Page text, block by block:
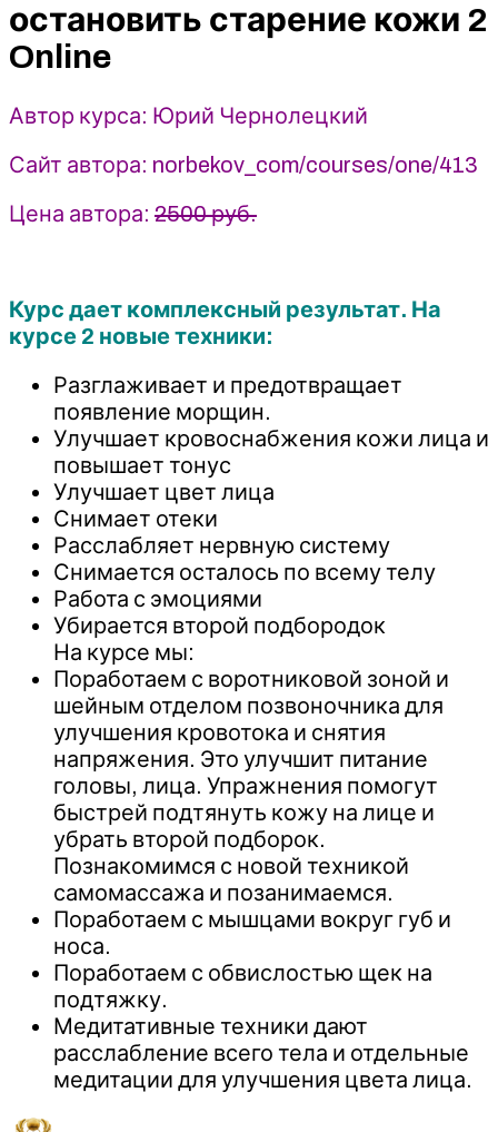
кожи
2
2022
Центр
Норбекова
Юрий
остановить старение кожи 2
Online
Автор курса: Юрий Чернолецкий
Сайт автора: norbekov_com/courses/one/413
Цена автора: 2500 руб.
Курс дает комплексный результат. На
курсе 2 новые техники:
Разглаживает и предотвращает
появление морщин.
Улучшает кровоснабжения кожи лица и
повышает тонус
Улучшает цвет лица
Снимает отеки
Расслабляет нервную систему
Снимается осталось по всему телу
Работа с эмоциями
Убирается второй подбородок
На курсе мы:
Поработаем с воротниковой зоной и
шейным отделом позвоночника для
улучшения кровотока и снятия
напряжения. Это улучшит питание
головы, лица. Упражнения помогут
быстрей подтянуть кожу на лице и
убрать второй подборок.
Познакомимся с новой техникой
самомассажа и позанимаемся.
Поработаем с мышцами вокруг губ и
носа.
Поработаем с обвислостью щек на
подтяжку.
Медитативные техники дают
расслабление всего тела и отдельные
медитации для улучшения цвета лица.